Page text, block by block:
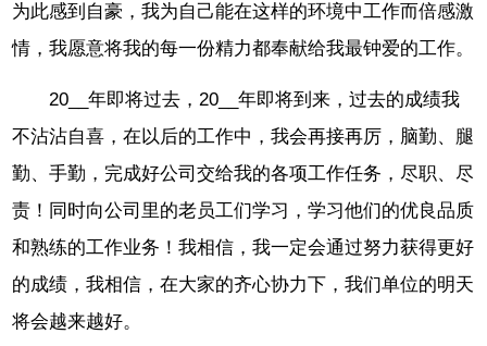
为此感到自豪，我为自己能在这样的环境中工作而倍感激
情，我愿意将我的每一份精力都奉献给我最钟爱的工作。
20__年即将过去，20__年即将到来，过去的成绩我
不沾沾自喜，在以后的工作中，我会再接再厉，脑勤、腿
勤、手勤，完成好公司交给我的各项工作任务，尽职、尽
责！同时向公司里的老员工们学习，学习他们的优良品质
和熟练的工作业务！我相信，我一定会通过努力获得更好
的成绩，我相信，在大家的齐心协力下，我们单位的明天
将会越来越好。